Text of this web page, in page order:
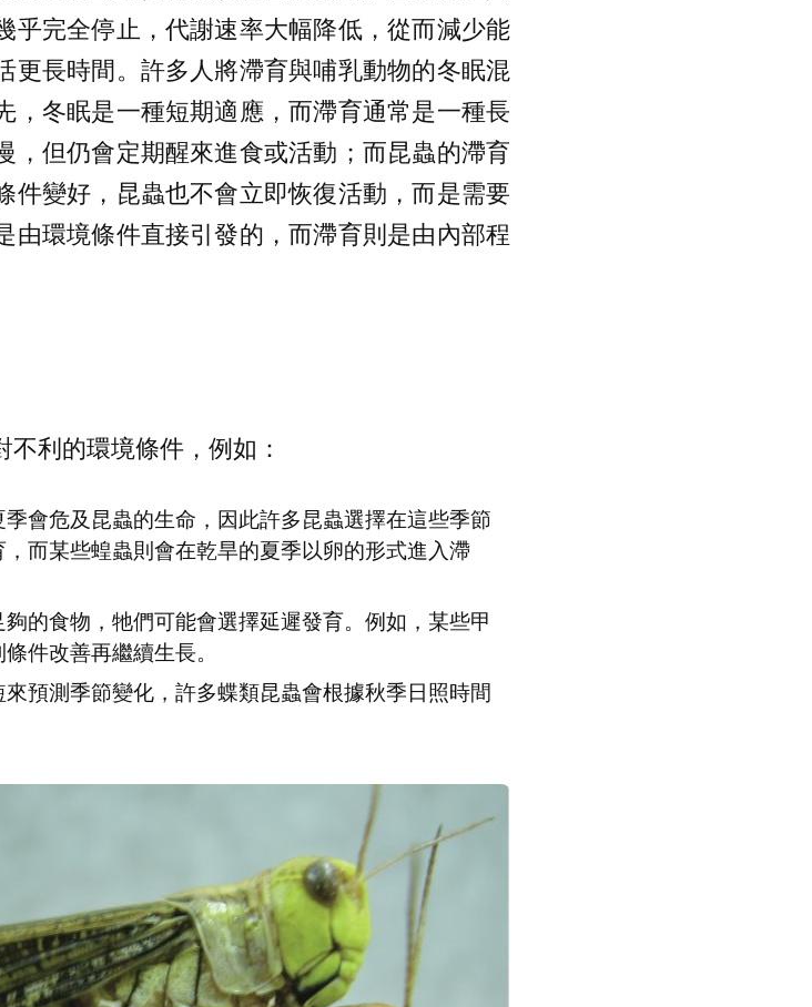
乎完全停止，代謝速率大幅降低，從而減少能
更長時間。許多人將滯育與哺乳動物的冬眠混
，冬眠是一種短期適應，而滯育通常是一種長
，但仍會定期醒來進食或活動；而昆蟲的滯育
件變好，昆蟲也不會立即恢復活動，而是需要
由環境條件直接引發的，而滯育則是由內部程
利的環境條件，例如：
季會危及昆蟲的生命，因此許多昆蟲選擇在這些季節
而某些蝗蟲則會在乾旱的夏季以卵的形式進入滯
夠的食物，牠們可能會選擇延遲發育。例如，某些甲
件改善再繼續生長。
預測季節變化，許多蝶類昆蟲會根據秋季日照時間